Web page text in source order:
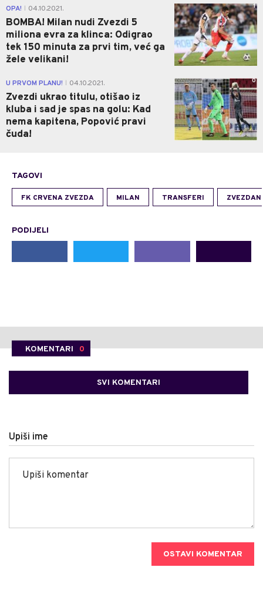
OPA! 04.10.2021.
BOMBA! Milan nudi Zvezdi 5
miliona evra za klinca: Odigrao
tek 150 minuta za prvi tim, već ga
žele velikani!
1
U PRVOM PLANU! 04.10.2021.
Zvezdi ukrao titulu, otišao iz
kluba i sad je spas na golu: Kad
nema kapitena, Popović pravi
čuda!
0
TAGOVI
FK CRVENA ZVEZDA MILAN TRANSFERI
PODIJELI
KOMENTARI 0
SVI KOMENTARI
Upiši ime
OSTAVI KOMENTAR